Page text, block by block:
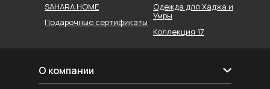
Коллекция 17
SAHARA HOME
Подарочные сертификаты
Одежда для Хаджа и
Умры
О компании